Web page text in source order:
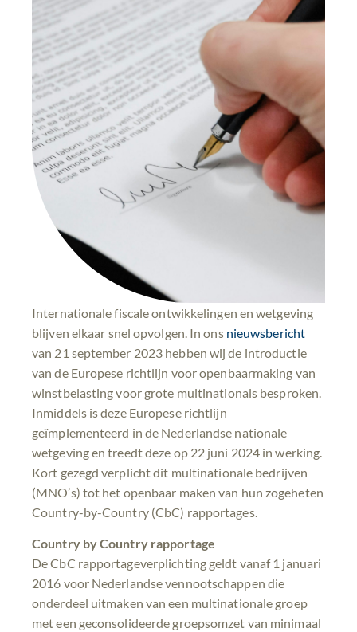
Internationale fiscale ontwikkelingen en wetgeving
blijven elkaar snel opvolgen. In ons nieuwsbericht
van 21 september 2023 hebben wij de introductie
van de Europese richtlijn voor openbaarmaking van
winstbelasting voor grote multinationals besproken.
Inmiddels is deze Europese richtlijn
geïmplementeerd in de Nederlandse nationale
wetgeving en treedt deze op 22 juni 2024 in werking.
Kort gezegd verplicht dit multinationale bedrijven
(MNO’s) tot het openbaar maken van hun zogeheten
Country-by-Country (CbC) rapportages.
Country by Country rapportage
De CbC rapportageverplichting geldt vanaf 1 januari
2016 voor Nederlandse vennootschappen die
onderdeel uitmaken van een multinationale groep
met een geconsolideerde groepsomzet van minimaal